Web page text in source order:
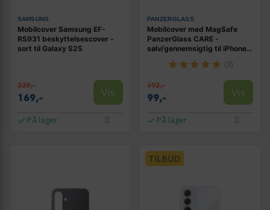
SAMSUNG
Mobilcover Samsung EF-
RS931 beskyttelsescover -
sort til Galaxy S25
239,-
169,- Vis
På lager
PANZERGLASS
Mobilcover med MagSafe
PanzerGlass CARE -
sølv/gennemsigtig til iPhone
(3)
192,-
99,- Vis
På lager
TILBUD